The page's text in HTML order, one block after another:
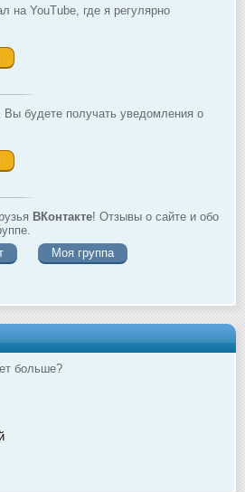
на YouTube, где я регулярно
, Вы будете получать уведомления о
ВКонтакте! Отзывы о сайте и обо
Моя группа
больше?